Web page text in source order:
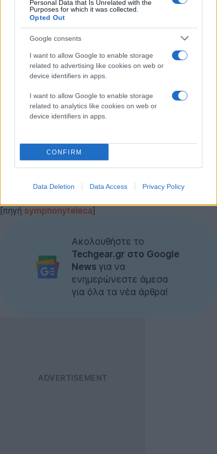
Personal Data that Is Unrelated with the
Purposes for which it was collected.
Opted Out
Google consents
I want to allow Google to enable storage
related to advertising like cookies on web or
device identifiers in apps.
I want to allow Google to enable storage
related to analytics like cookies on web or
device identifiers in apps.
CONFIRM
Data Deletion Data Access Privacy Policy
[πηγή symphonyteleca]
Ακολουθήστε το
Techgear.gr στο Google
News για να
ενημερώνεστε άμεσα
για όλα τα νέα άρθρα!